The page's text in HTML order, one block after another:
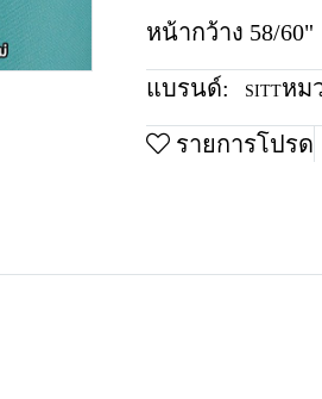
หน้ากว้าง 58/60"
แบรนด์: SITTหม
รายการโปรด